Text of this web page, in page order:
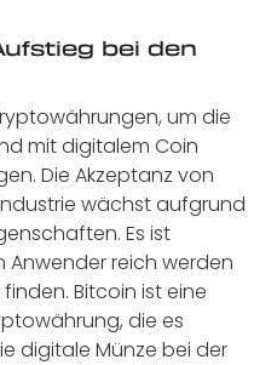
bei den
um die
mit digitalem Coin
Die Akzeptanz von
wächst aufgrund
Es ist
reich werden
Bitcoin ist eine
die es
digitale Münze bei der